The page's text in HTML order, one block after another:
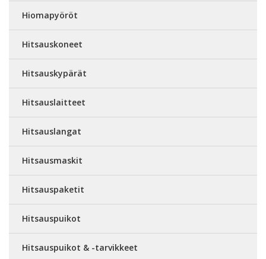
Hiomapyöröt
Hitsauskoneet
Hitsauskypärät
Hitsauslaitteet
Hitsauslangat
Hitsausmaskit
Hitsauspaketit
Hitsauspuikot
Hitsauspuikot & -tarvikkeet